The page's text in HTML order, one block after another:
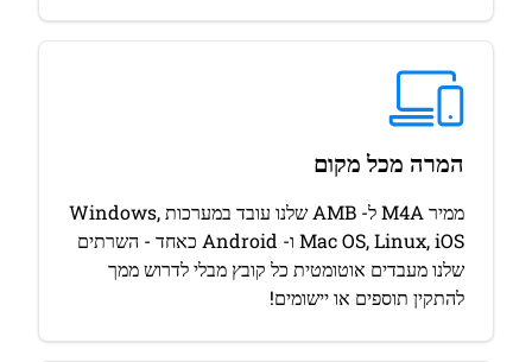
המרה מכל מקום
ממיר M4A ל- AMB שלנו עובד במערכות Windows,
Mac OS, Linux, iOS ו- Android כאחד - השרתים
שלנו מעבדים אוטומטית כל קובץ מבלי לדרוש ממך
להתקין תוספים או יישומים!